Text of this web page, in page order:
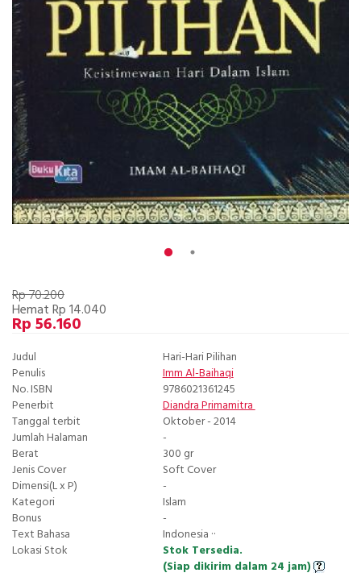
Rp 70.200
Hemat Rp 14.040
Rp 56.160
Judul
Hari-Hari Pilihan
Penulis
Imm Al-Baihaqi
No. ISBN
9786021361245
Penerbit
Diandra Primamitra
Tanggal terbit
Oktober - 2014
Jumlah Halaman
-
Berat
300 gr
Jenis Cover
Soft Cover
Dimensi(L x P)
-
Kategori
Islam
Bonus
-
Text Bahasa
Indonesia ··
Lokasi Stok
Stok Tersedia.
(Siap dikirim dalam 24 jam)